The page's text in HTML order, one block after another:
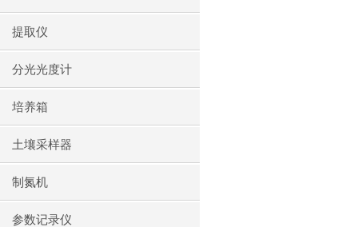
提取仪
分光光度计
培养箱
土壤采样器
制氮机
参数记录仪